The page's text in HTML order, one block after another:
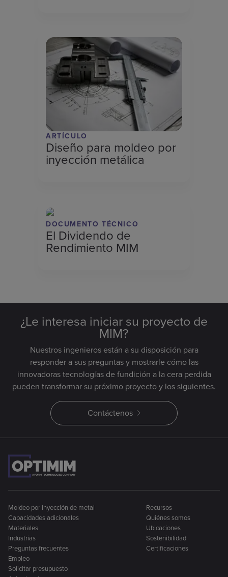
ARTÍCULO
Diseño para moldeo por
inyección metálica
DOCUMENTO TÉCNICO
El Dividendo de
Rendimiento MIM
¿Le interesa iniciar su proyecto de
MIM?
Nuestros ingenieros están a su disposición para
responder a sus preguntas y mostrarle cómo las
innovadoras tecnologías de fundición a la cera perdida
pueden transformar su próximo proyecto y los siguientes.
Contáctenos
Moldeo por inyección de metal
Capacidades adicionales
Materiales
Industrias
Preguntas frecuentes
Recursos
Quiénes somos
Ubicaciones
Sostenibilidad
Certificaciones
Empleo
Solicitar presupuesto